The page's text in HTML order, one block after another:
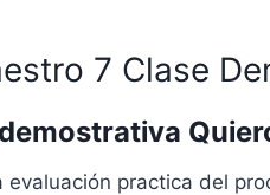
7 Clase
practica del